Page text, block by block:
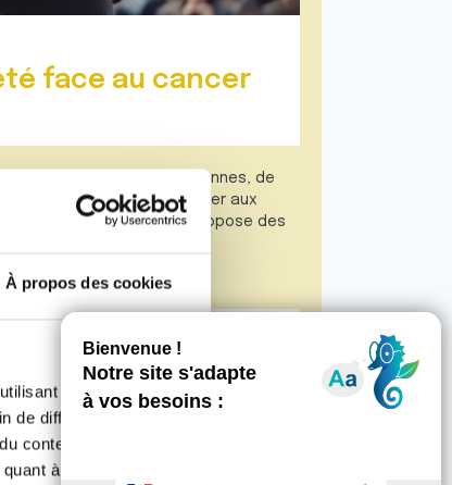
À propos des cookies
des
de diffuser des
contenu, ainsi que de
à l'utilisation de
face au cancer
des réalités quotidiennes, de
Avec pour objectif de parer aux
droits, elle s’investit et propose des